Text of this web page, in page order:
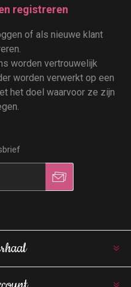
registreren
of als nieuwe klant
worden vertrouwelijk
worden verwerkt op een
het doel waarvoor ze zijn